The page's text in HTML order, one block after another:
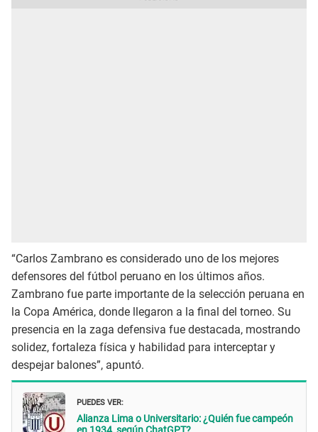
“Carlos Zambrano es considerado uno de los mejores
defensores del fútbol peruano en los últimos años.
Zambrano fue parte importante de la selección peruana en
la Copa América, donde llegaron a la final del torneo. Su
presencia en la zaga defensiva fue destacada, mostrando
solidez, fortaleza física y habilidad para interceptar y
despejar balones”, apuntó.
PUEDES VER:
Alianza Lima o Universitario: ¿Quién fue campeón